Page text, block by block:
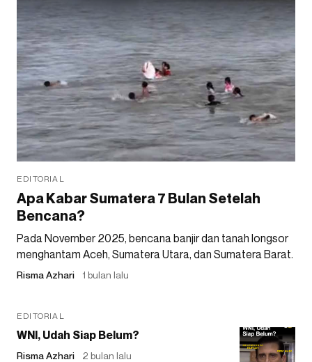
EDITORIAL
Apa Kabar Sumatera 7 Bulan Setelah
Bencana?
Pada November 2025, bencana banjir dan tanah longsor
menghantam Aceh, Sumatera Utara, dan Sumatera Barat.
Risma Azhari 1 bulan lalu
EDITORIAL
WNI, Udah Siap Belum?
Risma Azhari 2 bulan lalu